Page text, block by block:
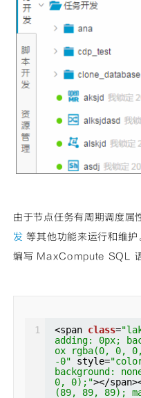
由于节点任务有周期调度
发 等其他功能来运行和维护
编写 MaxCompute SQL
1 <span class=
adding: 0px;
ox rgba(0, 0,
-0"
style=
background:
0, 0);"></
(89, 89, 89);